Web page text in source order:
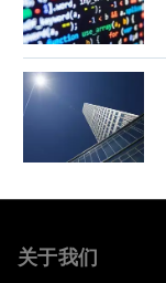
关于我们